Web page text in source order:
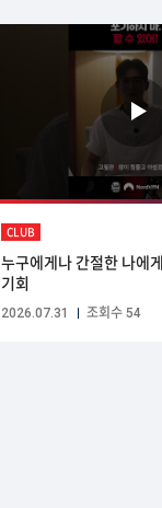
CLUB
누구에게나 간절한 나에
기회
2026.07.31 조회수 54